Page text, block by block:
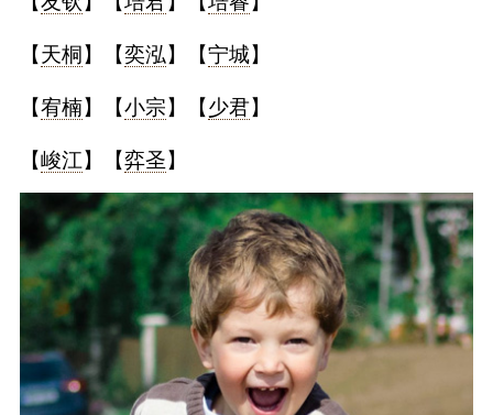
【天桐 】【奕泓】【宁城】
【宥楠】【小宗】【少君】
【峻江】【弈圣】